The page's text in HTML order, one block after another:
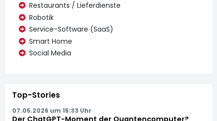
Restaurants / Lieferdienste
Robotik
Service-Software (SaaS)
Smart Home
Social Media
Top-Stories
07.05.2026 um 15:33 Uhr
Der ChatGPT-Moment der Quantencomputer?